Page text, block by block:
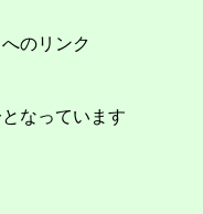
のリンク
なっています